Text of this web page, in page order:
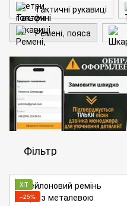
Тактичні рукавиці
Ремені, пояса
Фільтр
ХІТ
−25%